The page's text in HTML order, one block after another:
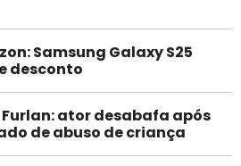
Samsung Galaxy S25
desconto
Furlan: ator desabafa após
de abuso de criança